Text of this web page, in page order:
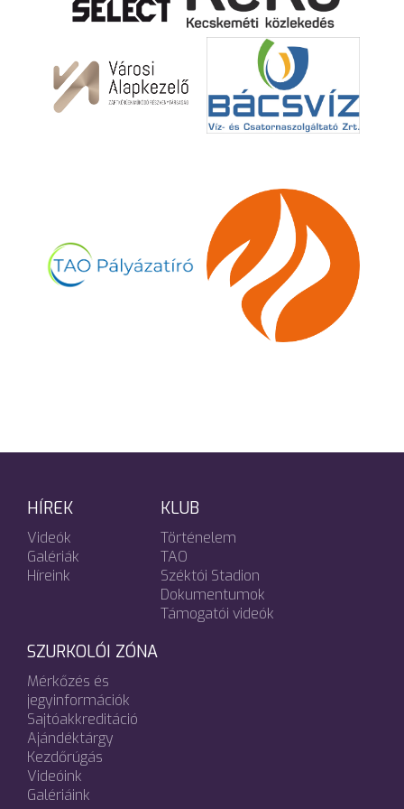
HÍREK
Videók
Galériák
Híreink
KLUB
Történelem
TAO
Széktói Stadion
Dokumentumok
Támogatói videók
SZURKOLÓI ZÓNA
Mérkőzés és
jegyinformációk
Sajtóakkreditáció
Ajándéktárgy
Kezdőrúgás
Videóink
Galériáink